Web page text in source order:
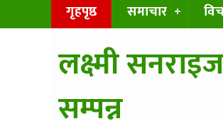
गृहपृष्ठ समाचार
लक्ष्मी
सम्पन्न